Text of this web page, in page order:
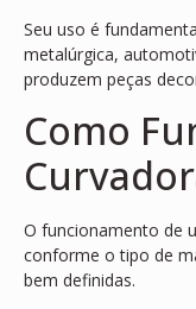
Seu uso é
metalúrgica,
produzem peças
Como
O funcionamento de
conforme o tipo de
bem definidas.